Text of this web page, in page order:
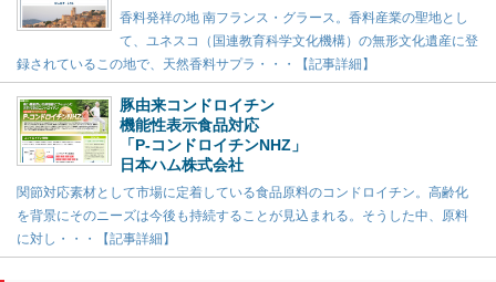
香料発祥の地 南フランス・グラース。香料産業の聖地とし
て、ユネスコ（国連教育科学文化機構）の無形文化遺産に登
録されているこの地で、天然香料サプラ・・・【記事詳細】
豚由来コンドロイチン
機能性表示食品対応
「P-コンドロイチンNHZ」
日本ハム株式会社
関節対応素材として市場に定着している食品原料のコンドロイチン。高齢化
を背景にそのニーズは今後も持続することが見込まれる。そうした中、原料
に対し・・・【記事詳細】